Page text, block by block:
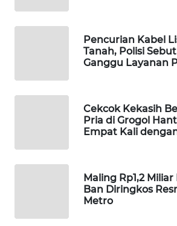
Pencurian Kabel
Tanah, Polisi
Ganggu Layanan
Cekcok Kekasih
Pria di Grogol
Empat Kali
Maling Rp1,2
Ban Diringkos
Metro
WAHANA
UMKM
WAHANA
OTOMOTIF